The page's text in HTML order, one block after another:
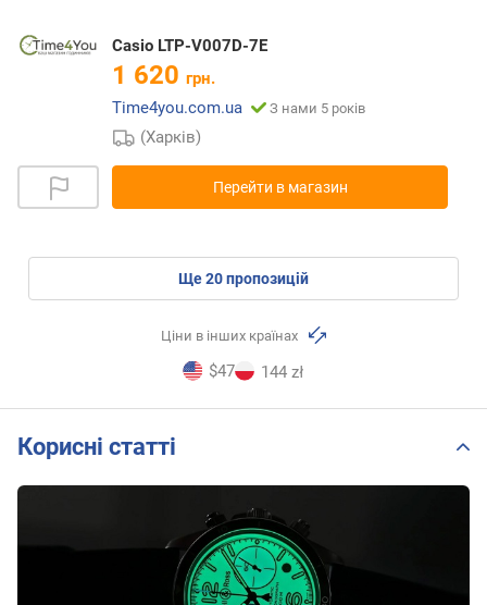
Casio LTP-V007D-7E
1 620 грн.
Time4you.com.ua
З нами 5 років
(Харків)
Перейти в магазин
ще20пропозицій
Ціни в інших країнах
$47 144 zł
Корисні статті